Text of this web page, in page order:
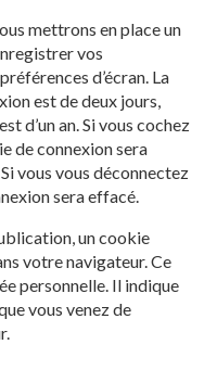
mettrons en place un
vos
d’écran. La
est de deux jours,
d’un an. Si vous cochez
de connexion sera
vous vous déconnectez
sera effacé.
un cookie
votre navigateur. Ce
personnelle. Il indique
vous venez de